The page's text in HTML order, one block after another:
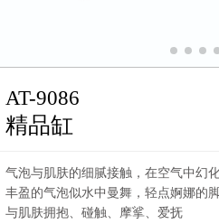
AT-9086
精品缸
气泡与肌肤的细腻接触，在空气中幻
丰盈的气泡似水中曼舞，轻点婀娜的脚
与肌肤拥抱、碰触、摩挲、爱抚